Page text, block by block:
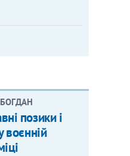
позики і
воєнній